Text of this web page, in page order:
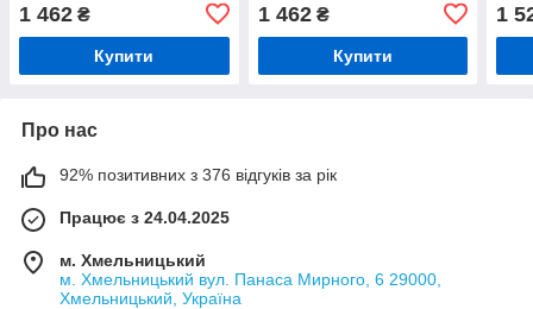
1 462 ₴
Купити
1 462₴
Купити
1
Про нас
92% позитивних з 376 відгуків за рік
Працює з 24.04.2025
м. Хмельницький
м. Хмельницький вул. Панаса Мирного, 6 29000,
Хмельницький, Україна